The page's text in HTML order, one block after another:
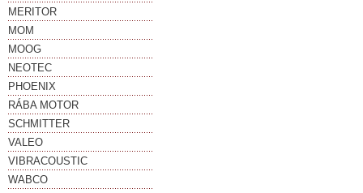
MERITOR
MOM
MOOG
NEOTEC
PHOENIX
RÁBA MOTOR
SCHMITTER
VALEO
VIBRACOUSTIC
WABCO